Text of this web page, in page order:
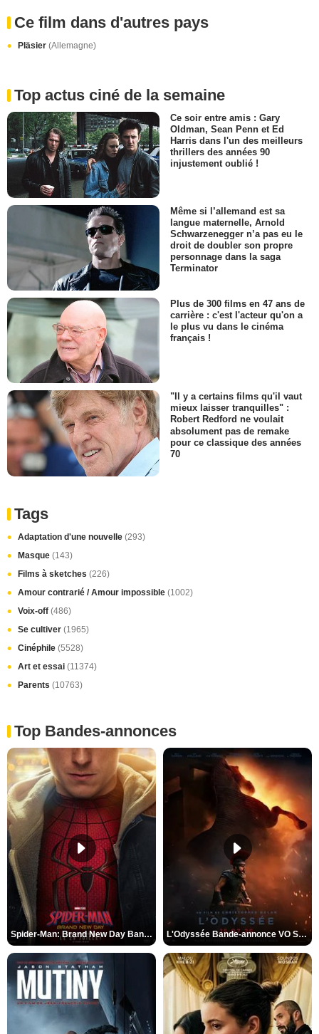
Ce film dans d'autres pays
Pläsier (Allemagne)
Top actus ciné de la semaine
Ce soir entre amis : Gary
Oldman, Sean Penn et Ed
Harris dans l'un des meilleurs
thrillers des années 90
injustement oublié !
Même si l’allemand est sa
langue maternelle, Arnold
Schwarzenegger n’a pas eu le
droit de doubler son propre
personnage dans la saga
Terminator
Plus de 300 films en 47 ans de
carrière : c'est l'acteur qu'on a
le plus vu dans le cinéma
français !
"Il y a certains films qu'il vaut
mieux laisser tranquilles" :
Robert Redford ne voulait
absolument pas de remake
pour ce classique des années
70
Tags
Adaptation d'une nouvelle (293)
Masque (143)
Films à sketches (226)
Amour contrarié / Amour impossible (1002)
Voix-off (486)
Se cultiver (1965)
Cinéphile (5528)
Art et essai (11374)
Parents (10763)
Top Bandes-annonces
Spider-Man: Brand New Day Bande-annonce VO STFR L'Odyssée Bande-annonce VO STFR